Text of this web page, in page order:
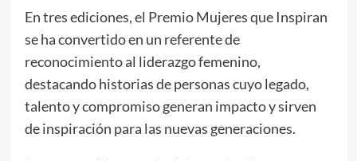
En tres ediciones, el Premio Mujeres que Inspiran
se ha convertido en un referente de
reconocimiento al liderazgo femenino,
destacando historias de personas cuyo legado,
talento y compromiso generan impacto y sirven
de inspiración para las nuevas generaciones.